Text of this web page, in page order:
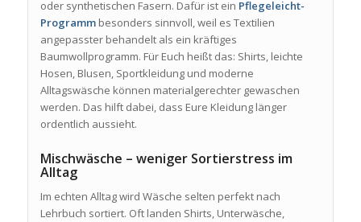
oder synthetischen Fasern. Dafür ist ein Pflegeleicht-
Programmbesonders sinnvoll, weil es Textilien
angepasster behandelt als ein kräftiges
Baumwollprogramm. Für Euch heißt das: Shirts, leichte
Hosen, Blusen, Sportkleidung und moderne
Alltagswäsche können materialgerechter gewaschen
werden. Das hilft dabei, dass Eure Kleidung länger
ordentlich aussieht.
Mischwäsche – weniger Sortierstress im
Alltag
Im echten Alltag wird Wäsche selten perfekt nach
Lehrbuch sortiert. Oft landen Shirts, Unterwäsche,